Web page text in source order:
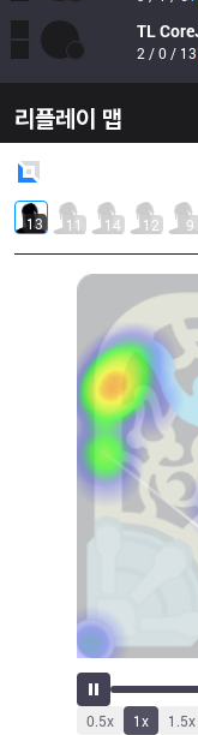
TL
2 / 0 / 13
리플레이 맵
13 11 14 12 9
0.5x 1x 1.5x